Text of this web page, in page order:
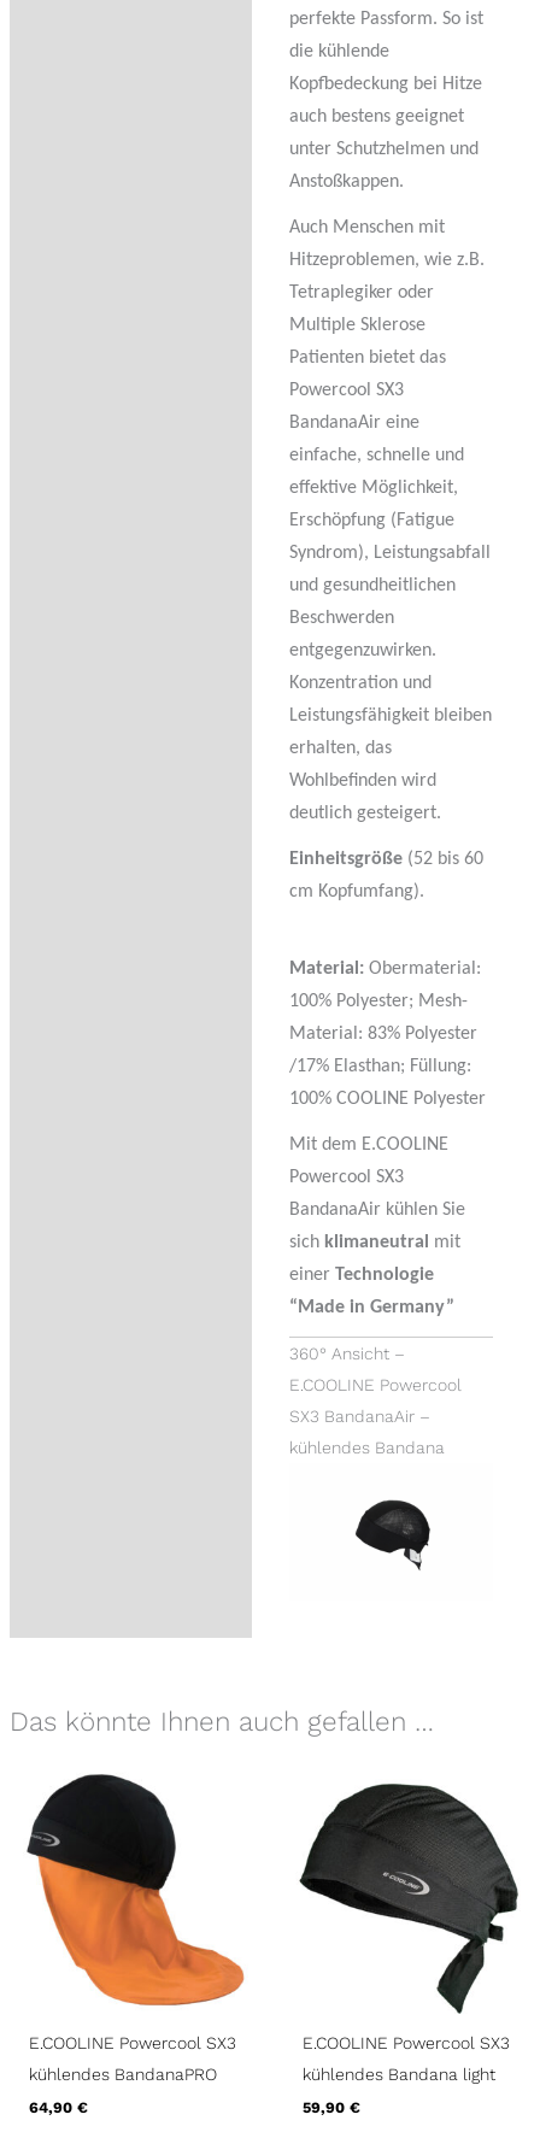
perfekte Passform. So ist
die kühlende
Kopfbedeckung bei Hitze
auch bestens geeignet
unter Schutzhelmen und
Anstoßkappen.
Auch Menschen mit
Hitzeproblemen, wie z.B.
Tetraplegiker oder
Multiple Sklerose
Patienten bietet das
Powercool SX3
BandanaAir eine
einfache, schnelle und
effektive Möglichkeit,
Erschöpfung (Fatigue
Syndrom), Leistungsabfall
und gesundheitlichen
Beschwerden
entgegenzuwirken.
Konzentration und
Leistungsfähigkeit bleiben
erhalten, das
Wohlbefinden wird
deutlich gesteigert.
Einheitsgröße(52 bis 60
cm Kopfumfang).
Material: Obermaterial:
100% Polyester; Mesh-
Material: 83% Polyester
/17% Elasthan; Füllung:
100% COOLINE Polyester
Mit dem E.COOLINE
Powercool SX3
BandanaAir kühlen Sie
sich klimaneutral mit
einer Technologie
“Made in Germany”
360° Ansicht –
E.COOLINE Powercool
SX3 BandanaAir –
kühlendes Bandana
Das könnte Ihnen auch gefallen …
E.COOLINE Powercool SX3
kühlendes BandanaPRO
64,90€
E.COOLINE Powercool SX3
kühlendes Bandana light
59,90 €